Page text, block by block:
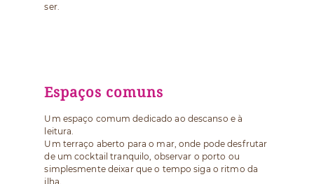
ser.
Espaços comuns
Um espaço comum dedicado ao descanso e à
leitura.
Um terraço aberto para o mar, onde pode desfrutar
de um cocktail tranquilo, observar o porto ou
simplesmente deixar que o tempo siga o ritmo da
ilha.